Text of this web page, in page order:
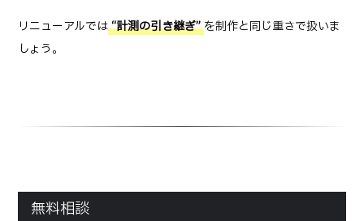
リニューアルでは“計測の引き継ぎ” を制作と同じ重さで扱いま
しょう。
無料相談